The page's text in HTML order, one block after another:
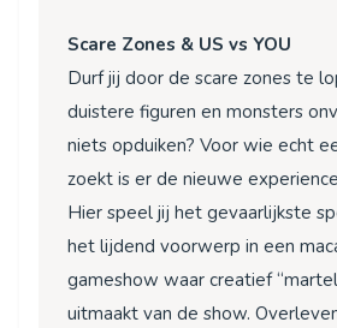
Scare Zones & US vs YOU
Durf jij door de scare zones te
duistere figuren en monsters
niets opduiken? Voor wie echt
zoekt is er de nieuwe experience
Hier speel jij het gevaarlijkste
het lijdend voorwerp in een
gameshow waar creatief
uitmaakt van de show.